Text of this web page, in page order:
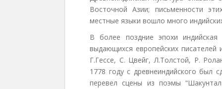
Восточной Азии; письменности
местные языки вошло много
В более поздние эпохи
выдающихся европейских
Г.Гессе, С. Цвейг, Л.Толстой, Р.
1778 году с древнеиндийского был
перевел сцены из поэмы